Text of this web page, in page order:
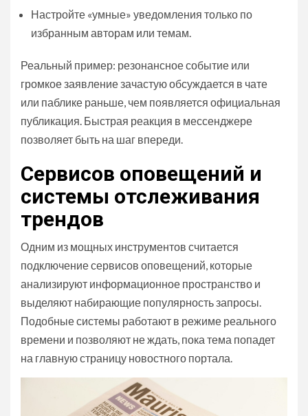
Настройте «умные» уведомления только по
избранным авторам или темам.
Реальный пример: резонансное событие или
громкое заявление зачастую обсуждается в чате
или паблике раньше, чем появляется официальная
публикация. Быстрая реакция в мессенджере
позволяет быть на шаг впереди.
Сервисов оповещений и
системы отслеживания
трендов
Одним из мощных инструментов считается
подключение сервисов оповещений, которые
анализируют информационное пространство и
выделяют набирающие популярность запросы.
Подобные системы работают в режиме реального
времени и позволяют не ждать, пока тема попадет
на главную страницу новостного портала.